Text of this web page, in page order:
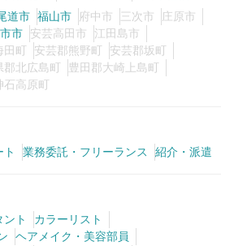
道市 福山市 府中市 三次市
庄原市
市 安芸高田市
江田島市
田町 安芸郡熊野町
安芸郡坂町
郡北広島町
豊田郡大崎上島町
石高原町
業務委託・フリーランス 紹介・派遣
ント
カラーリスト
ヘアメイク・美容部員